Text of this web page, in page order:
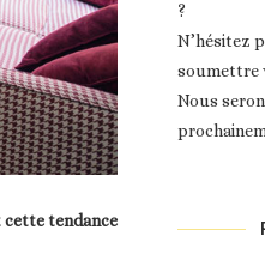
cette tendance
?
N’hésitez
soumettre
Nous